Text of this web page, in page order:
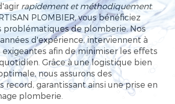
rapidement et méthodiquement.
PLOMBIER, vous bénéficiez
problématiques de plomberie. Nos
d'expérience, interviennent à
afin de minimiser les effets
Grâce à une logistique bien
nous assurons des
garantissant ainsi une prise en
plomberie.